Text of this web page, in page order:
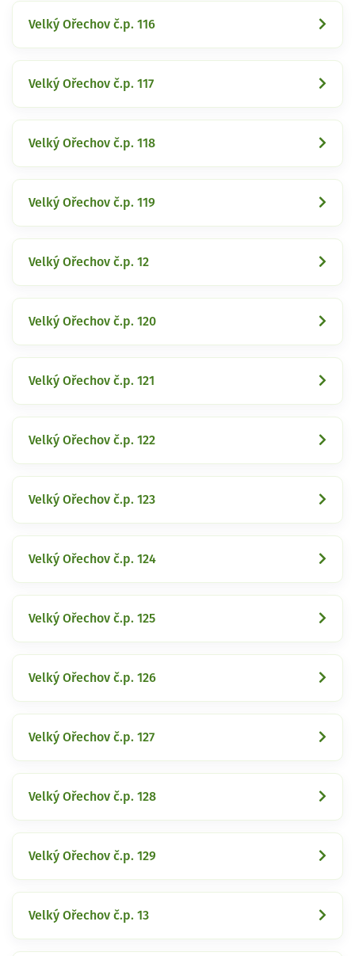
Velký Ořechov č.p. 116
Velký Ořechov č.p. 117
Velký Ořechov č.p. 118
Velký Ořechov č.p. 119
Velký Ořechov č.p. 12
Velký Ořechov č.p. 120
Velký Ořechov č.p. 121
Velký Ořechov č.p. 122
Velký Ořechov č.p. 123
Velký Ořechov č.p. 124
Velký Ořechov č.p. 125
Velký Ořechov č.p. 126
Velký Ořechov č.p. 127
Velký Ořechov č.p. 128
Velký Ořechov č.p. 129
Velký Ořechov č.p. 13